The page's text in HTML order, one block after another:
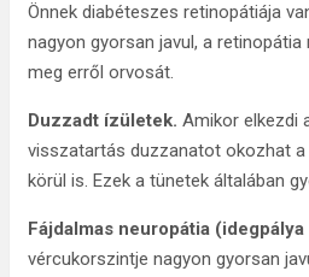
Önnek diabéteszes retinopátiája
nagyon gyorsan javul, a
meg erről orvosát.
Duzzadt ízületek. Amikor elkezdi
visszatartás duzzanatot okozhat
körül is. Ezek a tünetek általában
Fájdalmas neuropátia
vércukorszintje nagyon gyorsan